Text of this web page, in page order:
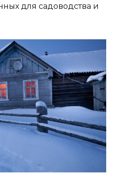
для садоводства и